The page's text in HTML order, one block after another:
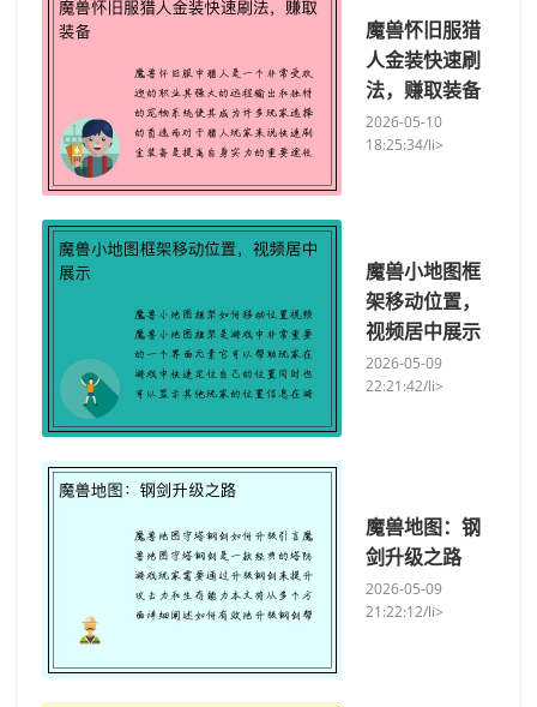
魔兽怀旧服猎
人金装快速刷
法，赚取装备
2026-05-10
18:25:34/li>
魔兽小地图框
架移动位置，
视频居中展示
2026-05-09
22:21:42/li>
魔兽地图：钢
剑升级之路
2026-05-09
21:22:12/li>